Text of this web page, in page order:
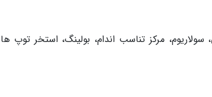
مرکز تناسب اندام، بولینگ، استخر توپ ها